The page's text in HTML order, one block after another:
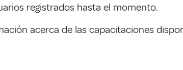
registrados hasta el momento.
acerca de las capacitaciones